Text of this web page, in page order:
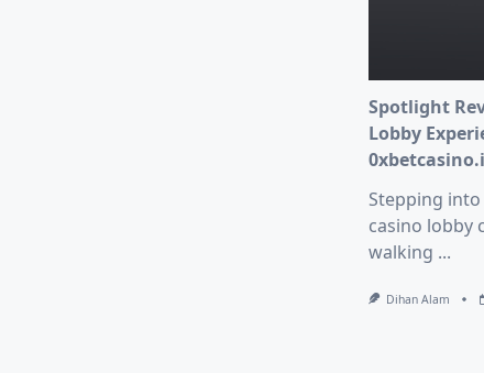
Spotlight
Lobby
Stepping
casino lobby
walking ...
Dihan Alam